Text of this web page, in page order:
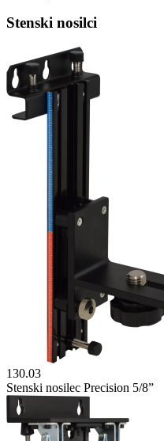
Stenski nosilci
130.03
Stenski nosilec Precision 5/8”